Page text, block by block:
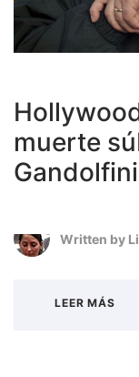
muerte
Gandolfini
Written by
LEER MÁS